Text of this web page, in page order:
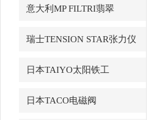
意大利MP FILTRI翡翠
瑞士TENSION STAR张力仪
日本TAIYO太阳铁工
日本TACO电磁阀